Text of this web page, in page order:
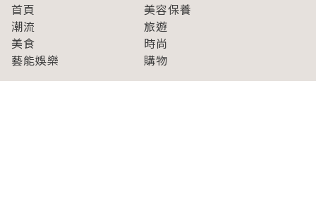
首頁
美容保養
潮流
旅遊
美食
時尚
藝能娛樂
購物